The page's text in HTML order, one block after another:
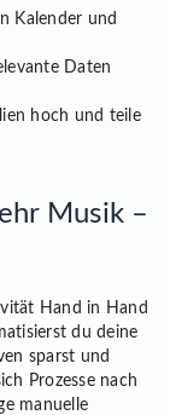
Kalender und
Daten
hoch und teile
Musik –
Hand in Hand
du deine
sparst und
Prozesse nach
manuelle